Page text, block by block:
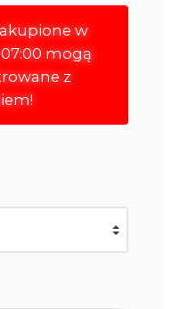
w
mogą
z